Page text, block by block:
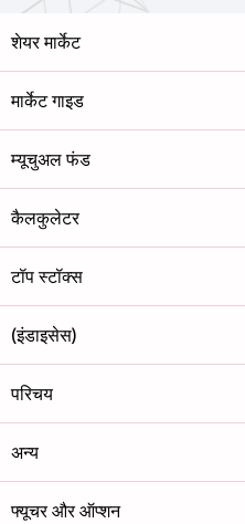
शेयर मार्केट
मार्केट गाइड
म्यूचुअल फंड
कैलकुलेटर
टॉप स्टॉक्स
(इंडाइसेस)
परिचय
अन्य
फ्यूचर और ऑप्शन